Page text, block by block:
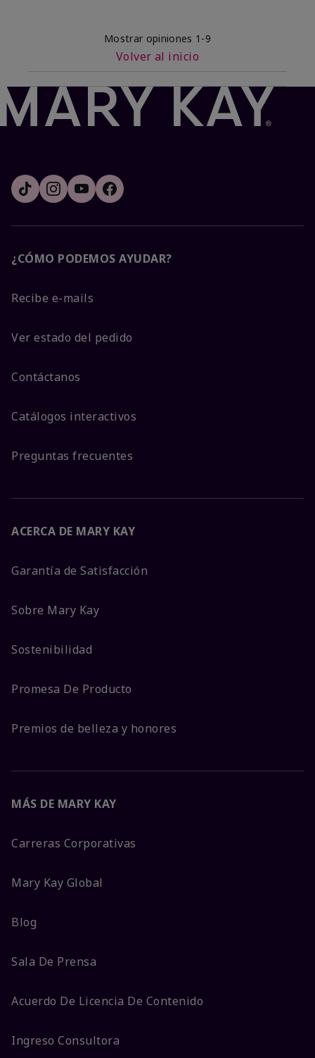
Mostrar opiniones 1-9
Volver al inicio
¿CÓMO PODEMOS AYUDAR?
Recibe e-mails
Ver estado del pedido
Contáctanos
Catálogos interactivos
Preguntas frecuentes
ACERCA DE MARY KAY
Garantía de Satisfacción
Sobre Mary Kay
Sostenibilidad
Promesa De Producto
Premios de belleza y honores
MÁS DE MARY KAY
Carreras Corporativas
Mary Kay Global
Blog
Sala De Prensa
Acuerdo De Licencia De Contenido
Ingreso Consultora